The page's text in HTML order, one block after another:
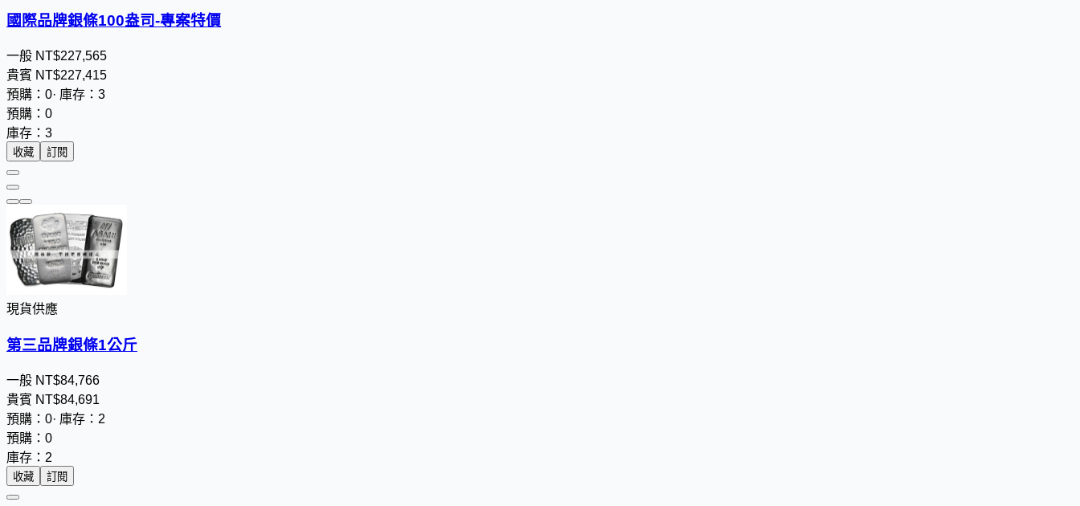
國際品牌銀條100盎司-專案特價
一般 NT$227,565
貴賓 NT$227,415
預購：0· 庫存：3
預購：0
庫存：3
收藏 訂閱
現貨供應
第三品牌銀條1公斤
一般 NT$84,766
貴賓 NT$84,691
預購：0· 庫存：2
預購：0
庫存：2
收藏 訂閱